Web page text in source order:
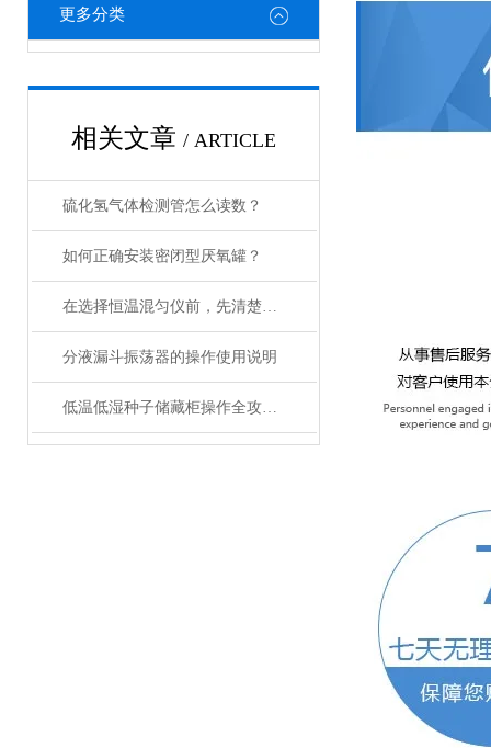
更多分类
相关文章 / ARTICLE
硫化氢气体检测管怎么读数？
如何正确安装密闭型厌氧罐？
在选择恒温混匀仪前，先清楚实验的需求
分液漏斗振荡器的操作使用说明
低温低湿种子储藏柜操作全攻略：从准备到维护的标准化流程